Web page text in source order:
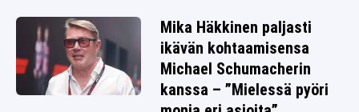
Mika Häkkinen paljasti
ikävän kohtaamisensa
Michael Schumacherin
kanssa – ”Mielessä pyöri